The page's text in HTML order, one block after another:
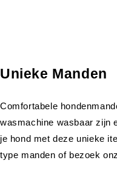
Unieke Manden
Comfortabele
wasmachine wasbaar zijn
je hond met deze unieke
type manden of bezoek